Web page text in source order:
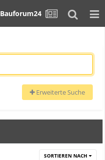
Bauforum24
Erweiterte Suche
SORTIEREN NACH